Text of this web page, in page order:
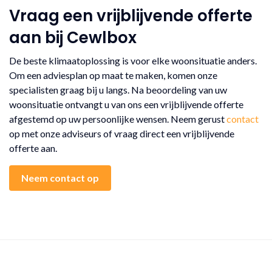
Vraag een vrijblijvende offerte
aan bij Cewlbox
De beste klimaatoplossing is voor elke woonsituatie anders.
Om een adviesplan op maat te maken, komen onze
specialisten graag bij u langs. Na beoordeling van uw
woonsituatie ontvangt u van ons een vrijblijvende offerte
afgestemd op uw persoonlijke wensen. Neem gerustcontact
op met onze adviseurs of vraag direct een vrijblijvende
offerte aan.
Neem contact op